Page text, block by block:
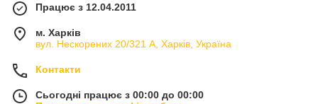
Працює з 12.04.2011
м. Харків
вул. Нескорених 20/321 А, Харків, Україна
Контакти
Сьогодні працює з 00:00 до 00:00